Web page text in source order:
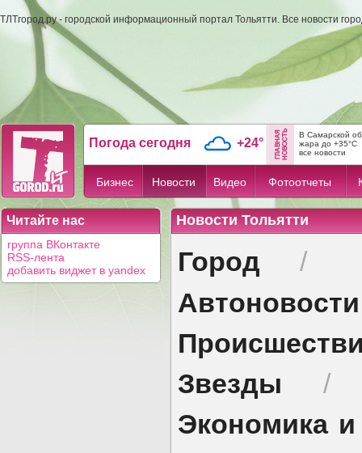
ТЛТгород.ру - городской информационный портал Тольятти. Все новости
Погода сегодня +24°
В Самарской
жара до +35°C
все новости
Бизнес Новости Видео Фотоотчеты
Читайте нас
группа ВКонтакте
RSS-лента
добавить виджет в yandex
Новости Тольятти
Город /
Автоновости
Звезды
Экономика